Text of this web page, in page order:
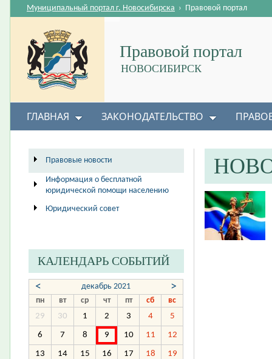
Правовой портал
НОВОСИБИРСК
Муниципальный портал г. Новосибирска › Правовой портал
ГЛАВНАЯ ЗАКОНОДАТЕЛЬСТВО
Правовые новости
Информация о бесплатной
юридической помощи населению
Юридический совет
КАЛЕНДАРЬ СОБЫТИЙ
< декабрь 2021 >
пн вт ср чт пт сб
вс
29
30 1 2 3 4 5
6 7 8 9 10 11 12
13 14 15 16 17 18 19